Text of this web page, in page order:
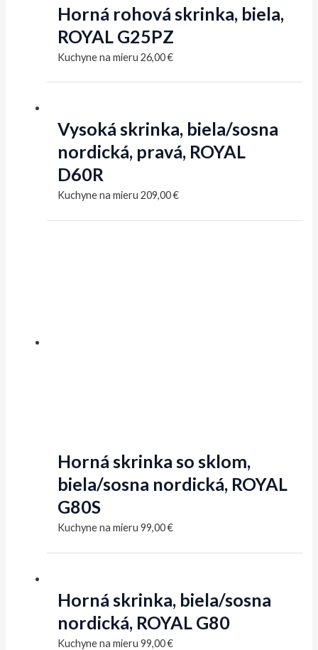
Horná rohová skrinka, biela,
ROYAL G25PZ
Kuchyne na mieru 26,00€
Vysoká skrinka, biela/sosna
nordická, pravá, ROYAL
D60R
Kuchyne na mieru 209,00€
Horná skrinka so sklom,
biela/sosna nordická, ROYAL
G80S
Kuchyne na mieru 99,00€
Horná skrinka, biela/sosna
nordická, ROYAL G80
Kuchyne na mieru 99,00€